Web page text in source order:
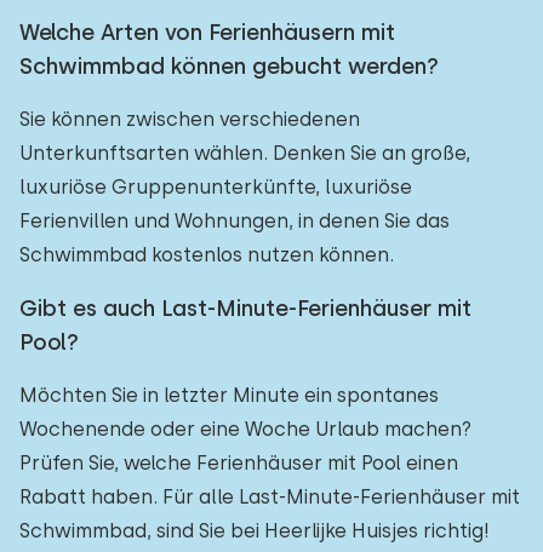
Welche Arten von Ferienhäusern mit
Schwimmbad können gebucht werden?
Sie können zwischen verschiedenen
Unterkunftsarten wählen. Denken Sie an große,
luxuriöse Gruppenunterkünfte, luxuriöse
Ferienvillen und Wohnungen, in denen Sie das
Schwimmbad kostenlos nutzen können.
Gibt es auch Last-Minute-Ferienhäuser mit
Pool?
Möchten Sie in letzter Minute ein spontanes
Wochenende oder eine Woche Urlaub machen?
Prüfen Sie, welche Ferienhäuser mit Pool einen
Rabatt haben. Für alle Last-Minute-Ferienhäuser mit
Schwimmbad, sind Sie bei Heerlijke Huisjes richtig!